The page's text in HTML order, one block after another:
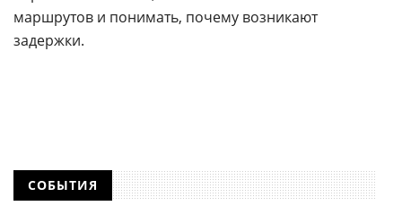
маршрутов и понимать, почему возникают
задержки.
СОБЫТИЯ